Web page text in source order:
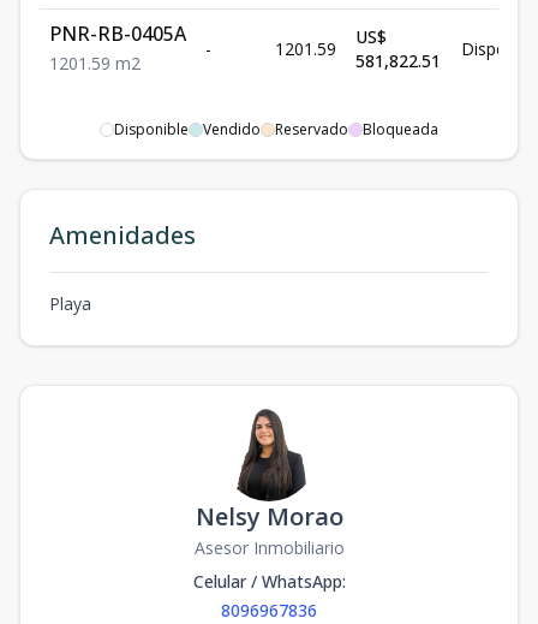
PNR-RB-0405A
1201.59 m2
- 1201.59
US$
581,822.51
Disponible Vendido Reservado Bloqueada
Amenidades
Playa
Nelsy Morao
Asesor Inmobiliario
Celular / WhatsApp:
8096967836